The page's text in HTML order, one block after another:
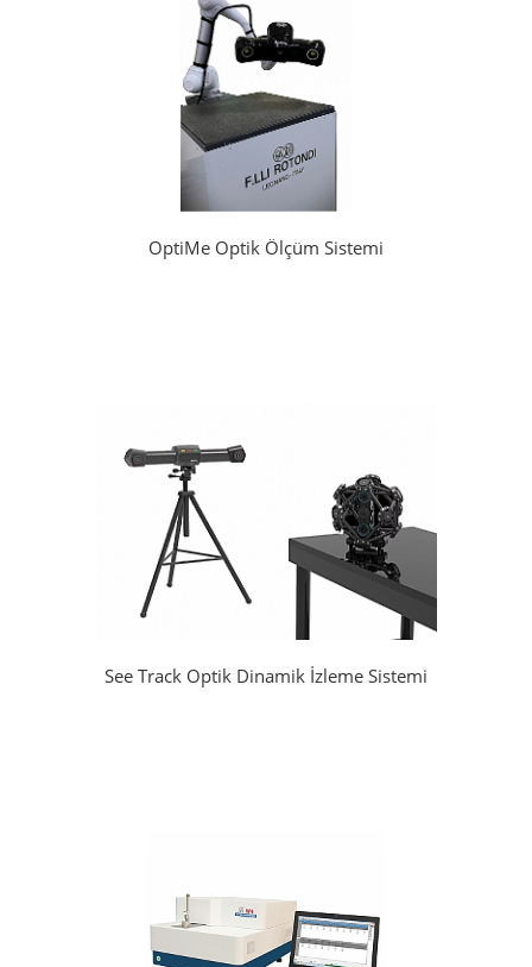
OptiMe Optik Ölçüm Sistemi
See Track Optik Dinamik İzleme Sistemi